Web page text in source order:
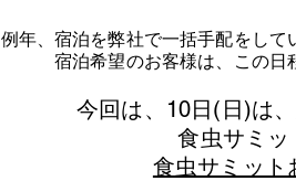
例年、宿泊を弊社で一括手配をして
宿泊希望のお客様は、この日
今回は、10日(日)は
食虫サミッ
食虫サミット